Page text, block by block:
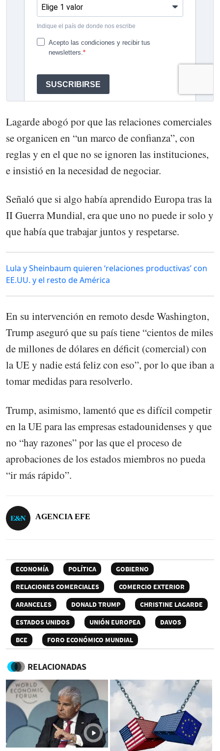
Lagarde abogó por que las relaciones comerciales
se organicen en “un marco de confianza”, con
reglas y en el que no se ignoren las instituciones,
e insistió en la necesidad de negociar.
Señaló que si algo había aprendido Europa tras la
II Guerra Mundial, era que uno no puede ir solo y
que había que trabajar juntos y respetarse.
Lula y Sheinbaum quieren ‘relaciones productivas’ con
EE.UU. y el resto de América
En su intervención en remoto desde Washington,
Trump aseguró que su país tiene “cientos de miles
de millones de dólares en déficit (comercial) con
la UE y nadie está feliz con eso”, por lo que iban a
tomar medidas para resolverlo.
Trump, asimismo, lamentó que es difícil competir
en la UE para las empresas estadounidenses y que
no “hay razones” por las que el proceso de
aprobaciones de los estados miembros no pueda
“ir más rápido”.
AGENCIA EFE
ECONOMÍA POLÍTICA
GOBIERNO
RELACIONES COMERCIALES
COMERCIO EXTERIOR
ARANCELES
DONALD TRUMP
CHRISTINE LAGARDE
ESTADOS UNIDOS
UNIÓN EUROPEA
DAVOS
BCE
FORO ECONÓMICO MUNDIAL
RELACIONADAS